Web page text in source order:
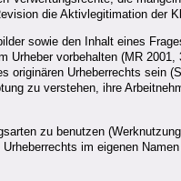
die Aktivlegitimation der
sowie den Inhalt eines
Urheber vorbehalten (MR 2001,
originären Urheberrechts sein
zu verstehen, ihre
zu benutzen
im eigenen